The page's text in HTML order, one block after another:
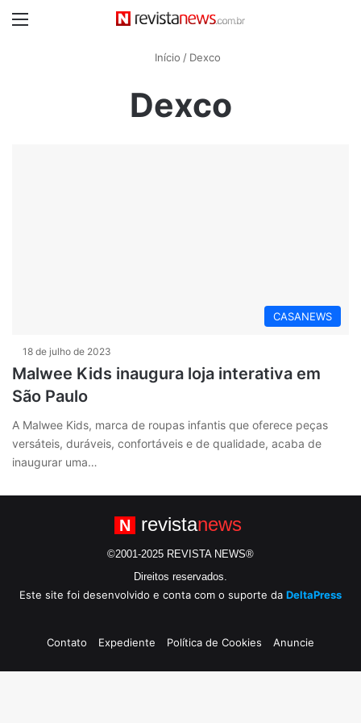
Início / Dexco
Dexco
CASANEWS
18 de julho de 2023
Malwee Kids inaugura loja interativa em
São Paulo
A Malwee Kids, marca de roupas infantis que oferece peças
versáteis, duráveis, confortáveis e de qualidade, acaba de
inaugurar uma…
N revistanews
©2001-2025 REVISTA NEWS®
Direitos reservados.
Este site foi desenvolvido e conta com o suporte da DeltaPress
Contato Expediente Política de Cookies Anuncie